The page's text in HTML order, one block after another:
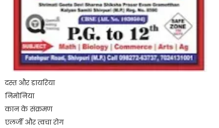
दस्त और डायरिया
निमोनिया
कान के संक्रमण
एलर्जी और त्वचा रोग